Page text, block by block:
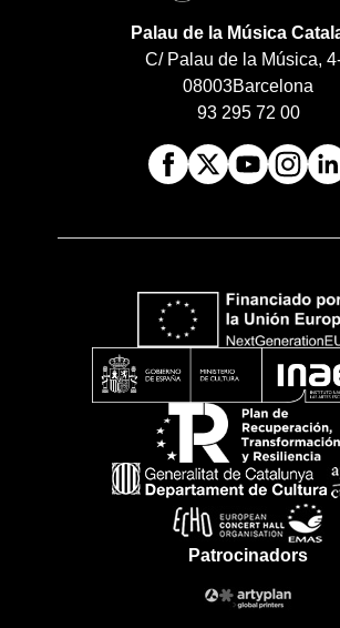
Palau de la Música
C/ Palau de la Música,
08003Barcelona
93 295 72 00
Patrocinadors